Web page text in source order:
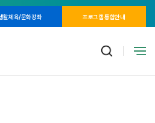
활체육/문화강좌 프로그램 통합안내